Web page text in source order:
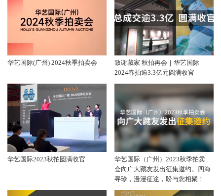
华艺国际(广州) 2024秋季拍卖会
致谢藏家 秋拍再会｜华艺国际
2024春拍逾3.3亿元圆满收官
华艺国际2023秋拍圆满收官
华艺国际（广州）2023秋季拍卖
会向广大藏友发出征集邀约。四海
寻珍，漫漫征途，盼与您相聚！